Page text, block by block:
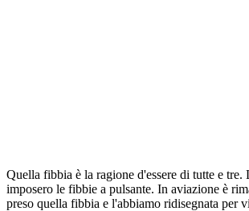
Quella fibbia è la ragione d'essere di tutte e
imposero le fibbie a pulsante. In aviazione è
preso quella fibbia e l'abbiamo ridisegnata per